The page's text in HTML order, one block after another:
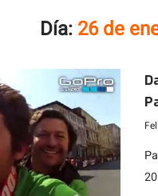
Día: 26 de